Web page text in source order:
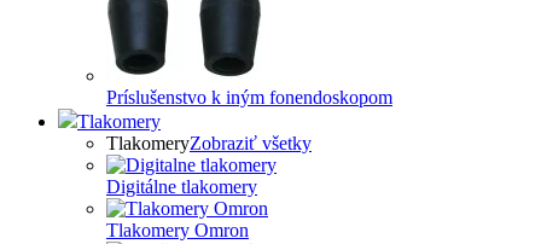
Príslušenstvo k iným fonendoskopom
Tlakomery
TlakomeryZobraziť všetky
Digitálne tlakomery
Tlakomery Omron